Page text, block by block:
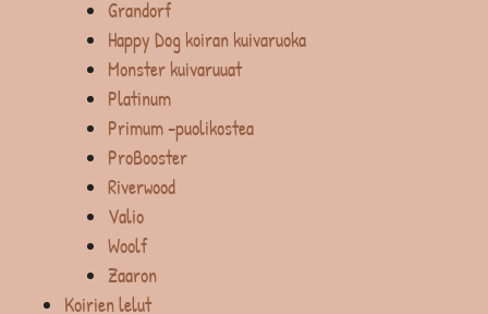
Grandorf
Happy Dog koiran kuivaruoka
Monster kuivaruuat
Platinum
Primum -puolikostea
ProBooster
Riverwood
Valio
Woolf
Zaaron
Koirien lelut